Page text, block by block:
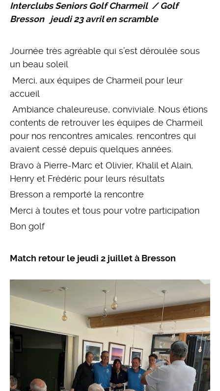
Interclubs Seniors Golf Charmeil / Golf
Bresson jeudi 23 avril en scramble
Journée très agréable qui s’est déroulée sous
un beau soleil
Merci, aux équipes de Charmeil pour leur
accueil
Ambiance chaleureuse, conviviale. Nous étions
contents de retrouver les équipes de Charmeil
pour nos rencontres amicales. rencontres qui
avaient cessé depuis quelques années.
Bravo à Pierre-Marc et Olivier, Khalil et Alain,
Henry et Frédéric pour leurs résultats
Bresson a remporté la rencontre
Merci à toutes et tous pour votre participation
Bon golf
Match retour le jeudi 2 juillet à Bresson